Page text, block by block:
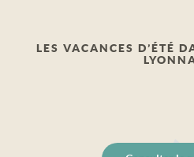
LES VACANCES D’ÉTÉ